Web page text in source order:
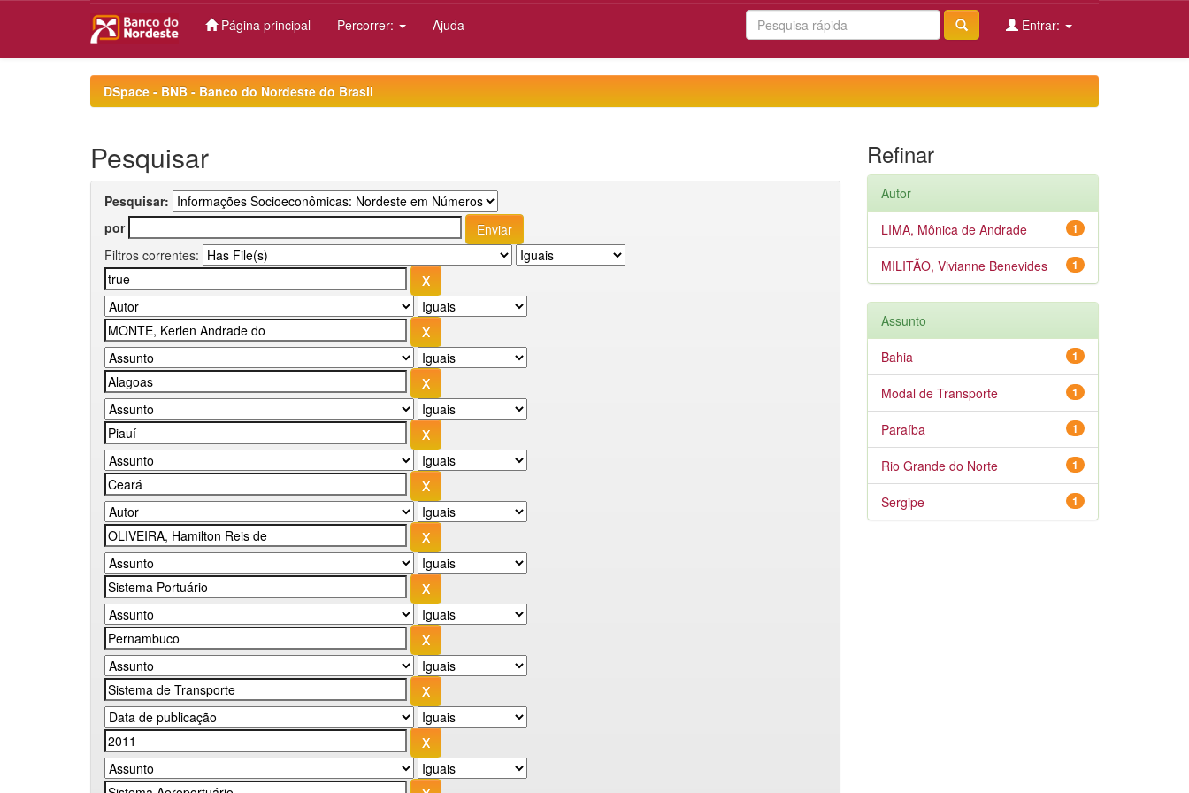
Página principal Percorrer: Ajuda Entrar:
DSpace - BNB - Banco do Nordeste do Brasil
Pesquisar
Pesquisar:
por
Filtros correntes:
Refinar
Autor
1
LIMA, Mônica de Andrade
1
MILITÃO, Vivianne Benevides
Assunto
1
Bahia
1
Modal de Transporte
1
Paraíba
1
Rio Grande do Norte
1
Sergipe